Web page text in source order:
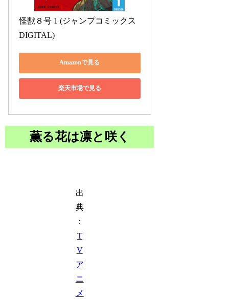
怪獣８号 1 (ジャンプコミックス
DIGITAL)
Amazonで見る
楽天市場で見る
薫る花は凛と咲く
出
典
：
T
V
ア
ニ
メ